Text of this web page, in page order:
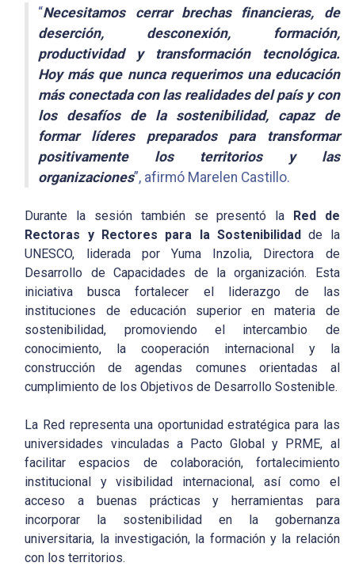
“Necesitamos cerrar brechas financieras, de
deserción, desconexión, formación,
productividad y transformación tecnológica.
Hoy más que nunca requerimos una educación
más conectada con las realidades del país y con
los desafíos de la sostenibilidad, capaz de
formar líderes preparados para transformar
positivamente los territorios y las
organizaciones”, afirmó Marelen Castillo.
Durante la sesión también se presentó la
Red de
Rectoras y Rectores para la Sostenibilidadde la
UNESCO, liderada por Yuma Inzolia, Directora de
Desarrollo de Capacidades de la organización. Esta
iniciativa busca fortalecer el liderazgo de las
instituciones de educación superior en materia de
sostenibilidad, promoviendo el intercambio de
conocimiento, la cooperación internacional y la
construcción de agendas comunes orientadas al
cumplimiento de los Objetivos de Desarrollo Sostenible.
La Red representa una oportunidad estratégica para las
universidades vinculadas a Pacto Global y PRME, al
facilitar espacios de colaboración, fortalecimiento
institucional y visibilidad internacional, así como el
acceso a buenas prácticas y herramientas para
incorporar la sostenibilidad en la gobernanza
universitaria, la investigación, la formación y la relación
con los territorios.